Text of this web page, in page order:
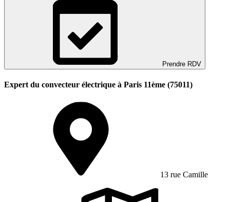
Prendre RDV
Expert du convecteur électrique à Paris 11ème (75011)
13 rue Camille